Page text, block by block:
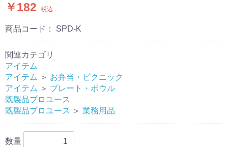
￥182 税込
商品コード： SPD-K
関連カテゴリ
アイテム
アイテム ＞ お弁当・ピクニック
アイテム ＞ プレート・ボウル
既製品プロユース
既製品プロユース ＞ 業務用品
数量